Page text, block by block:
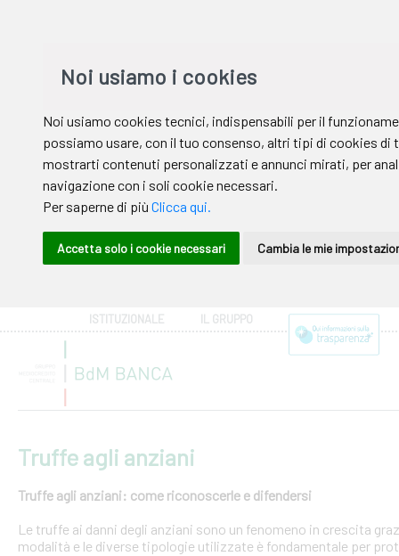
ISTITUZIONALE IL GRUPPO
Truffe agli anziani
Truffe agli anziani: come riconoscerle e difendersi
Le truffe ai danni degli anziani sono un fenomeno in crescita
modalità e le diverse tipologie utilizzate è fondamentale per